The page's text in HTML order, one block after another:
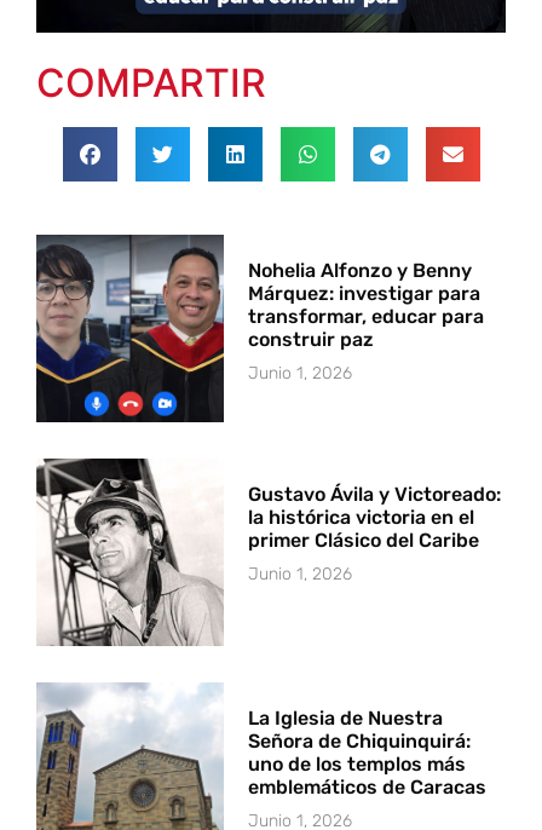
COMPARTIR
Nohelia Alfonzo y Benny
Márquez: investigar para
transformar, educar para
construir paz
Junio 1, 2026
Gustavo Ávila y Victoreado:
la histórica victoria en el
primer Clásico del Caribe
Junio 1, 2026
La Iglesia de Nuestra
Señora de Chiquinquirá:
uno de los templos más
emblemáticos de Caracas
Junio 1, 2026